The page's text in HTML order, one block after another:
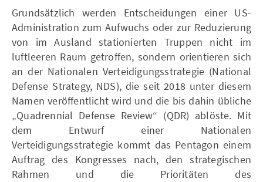
Grundsätzlich werden Entscheidungen einer US-
Administration zum Aufwuchs oder zur Reduzierung
von im Ausland stationierten Truppen nicht im
luftleeren Raum getroffen, sondern orientieren sich
an der Nationalen Verteidigungsstrategie (National
Defense Strategy, NDS), die seit 2018 unter diesem
Namen veröffentlicht wird und die bis dahin übliche
„Quadrennial Defense Review“ (QDR) ablöste. Mit
dem Entwurf einer Nationalen
Verteidigungsstrategie kommt das Pentagon einem
Auftrag des Kongresses nach, den strategischen
Rahmen und die Prioritäten des